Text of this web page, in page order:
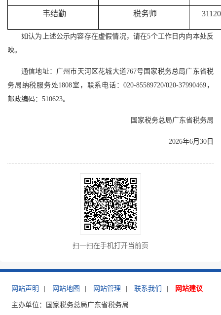
韦结勤 税务师
如认为上述公示内容存在虚假情况，请在5个工作日内向本处反
映。
通信地址：广州市天河区花城大道767号国家税务总局广东省税
务局纳税服务处1808室，联系电话：020-85589720/020-37990469，
邮政编码：510623。
国家税务总局广东省税务局
2026年6月30日
扫一扫在手机打开当前页
网站声明 网站地图 网站管理 联系我们 网站建议
主办单位：国家税务总局广东省税务局